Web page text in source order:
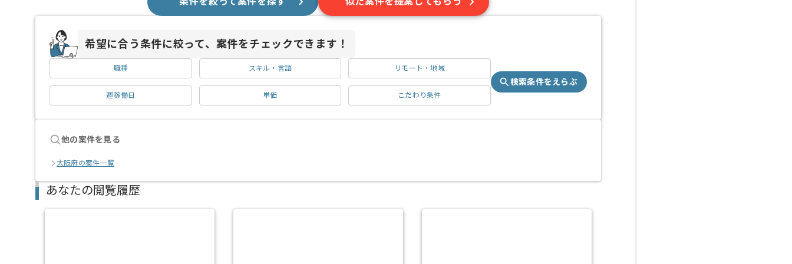
希望に合う条件に絞って、案件をチェックできます！
職種 スキル・言語 リモート・地域
週稼働日 単価 こだわり条件
検索条件をえらぶ
他の案件を見る
大阪府の案件一覧
あなたの閲覧履歴